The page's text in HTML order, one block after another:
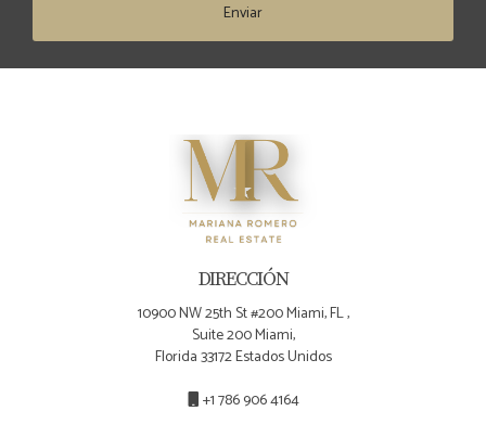
Enviar
DIRECCIÓN
10900 NW 25th St #200 Miami, FL ,
Suite 200 Miami,
Florida 33172 Estados Unidos
+1 786 906 4164